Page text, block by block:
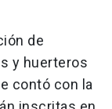
de
y huerteros
contó con la